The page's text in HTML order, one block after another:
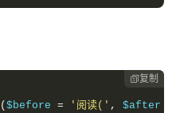
复制
($before = '阅读(' , $after